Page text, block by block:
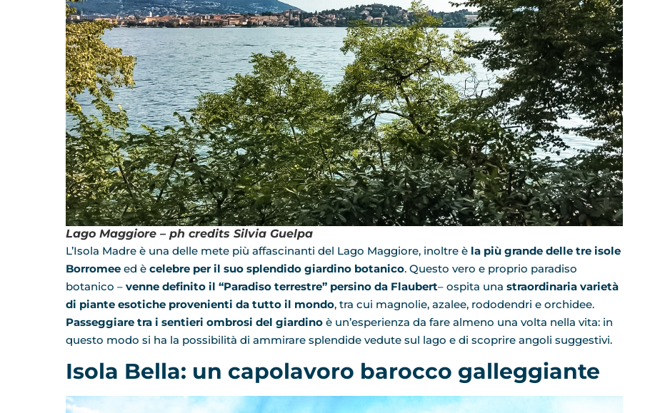
Lago Maggiore – ph credits Silvia Guelpa
L’Isola Madre è una delle mete più affascinanti del Lago Maggiore, inoltre è la più grande delle tre isole
Borromee ed è celebre per il suo splendido giardino botanico. Questo vero e proprio paradiso
botanico – venne definito il “Paradiso terrestre” persino da Flaubert– ospita una straordinaria varietà
di piante esotiche provenienti da tutto il mondo, tra cui magnolie, azalee, rododendri e orchidee.
Passeggiare tra i sentieri ombrosi del giardino è un’esperienza da fare almeno una volta nella vita: in
questo modo si ha la possibilità di ammirare splendide vedute sul lago e di scoprire angoli suggestivi.
Isola Bella: un capolavoro barocco galleggiante